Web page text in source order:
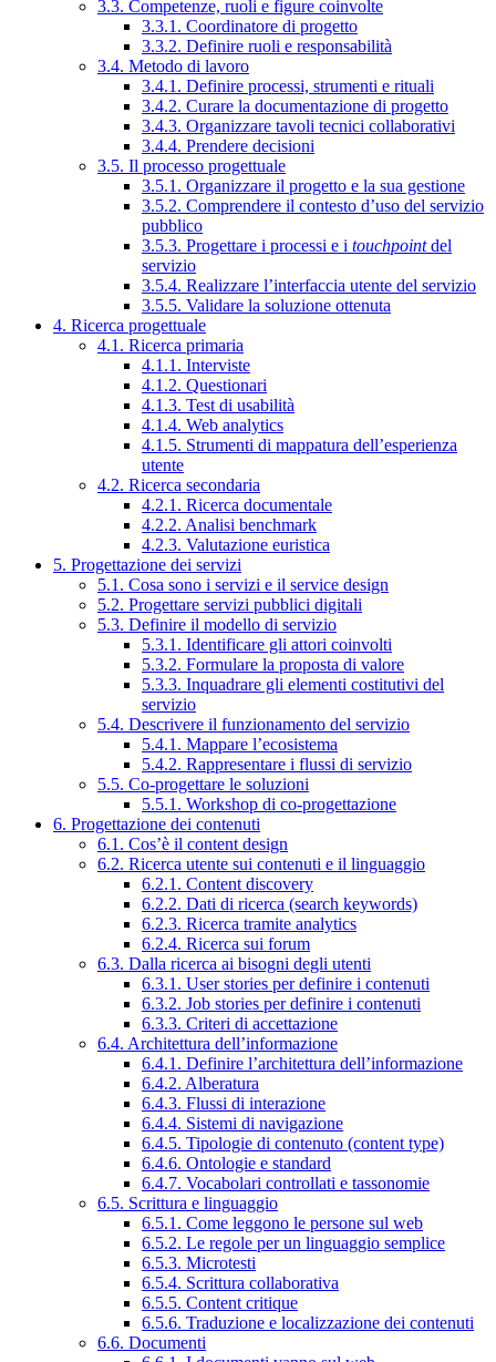
3.3. Competenze, ruoli e figure coinvolte
3.3.1. Coordinatore di progetto
3.3.2. Definire ruoli e responsabilità
3.4. Metodo di lavoro
3.4.1. Definire processi, strumenti e rituali
3.4.2. Curare la documentazione di progetto
3.4.3. Organizzare tavoli tecnici collaborativi
3.4.4. Prendere decisioni
3.5. Il processo progettuale
3.5.1. Organizzare il progetto e la sua gestione
3.5.2. Comprendere il contesto d’uso del servizio
pubblico
3.5.3. Progettare i processi e i touchpointdel
servizio
3.5.4. Realizzare l’interfaccia utente del servizio
3.5.5. Validare la soluzione ottenuta
4. Ricerca progettuale
4.1. Ricerca primaria
4.1.1. Interviste
4.1.2. Questionari
4.1.3. Test di usabilità
4.1.4. Web analytics
4.1.5. Strumenti di mappatura dell’esperienza
utente
4.2. Ricerca secondaria
4.2.1. Ricerca documentale
4.2.2. Analisi benchmark
4.2.3. Valutazione euristica
5. Progettazione dei servizi
5.1. Cosa sono i servizi e il service design
5.2. Progettare servizi pubblici digitali
5.3. Definire il modello di servizio
5.3.1. Identificare gli attori coinvolti
5.3.2. Formulare la proposta di valore
5.3.3. Inquadrare gli elementi costitutivi del
servizio
5.4. Descrivere il funzionamento del servizio
5.4.1. Mappare l’ecosistema
5.4.2. Rappresentare i flussi di servizio
5.5. Co-progettare le soluzioni
5.5.1. Workshop di co-progettazione
6. Progettazione dei contenuti
6.1. Cos’è il content design
6.2. Ricerca utente sui contenuti e il linguaggio
6.2.1. Content discovery
6.2.2. Dati di ricerca (search keywords)
6.2.3. Ricerca tramite analytics
6.2.4. Ricerca sui forum
6.3. Dalla ricerca ai bisogni degli utenti
6.3.1. User stories per definire i contenuti
6.3.2. Job stories per definire i contenuti
6.3.3. Criteri di accettazione
6.4. Architettura dell’informazione
6.4.1. Definire l’architettura dell’informazione
6.4.2. Alberatura
6.4.3. Flussi di interazione
6.4.4. Sistemi di navigazione
6.4.5. Tipologie di contenuto (content type)
6.4.6. Ontologie e standard
6.4.7. Vocabolari controllati e tassonomie
6.5. Scrittura e linguaggio
6.5.1. Come leggono le persone sul web
6.5.2. Le regole per un linguaggio semplice
6.5.3. Microtesti
6.5.4. Scrittura collaborativa
6.5.5. Content critique
6.5.6. Traduzione e localizzazione dei contenuti
6.6. Documenti